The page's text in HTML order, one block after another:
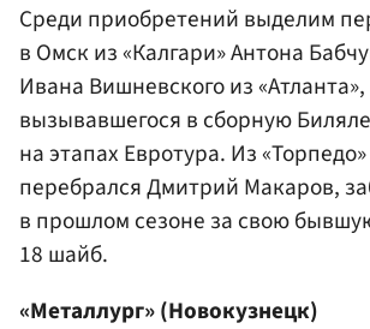
Среди приобретений выделим
в Омск из «Калгари»Антона
Ивана Вишневскогоиз
вызывавшегося в сборную
на этапах Евротура. Из
перебралсяДмитрий Макаров,
в прошлом сезоне за свою
18 шайб.
«Металлург» (Новокузнецк)